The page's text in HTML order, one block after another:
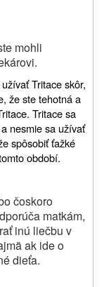
mohli
Tritace skôr,
že ste tehotná a
Tritace sa
nesmie sa užívať
spôsobiť ťažké
období.
čoskoro
matkám,
inú liečbu v
ak ide o
dieťa.